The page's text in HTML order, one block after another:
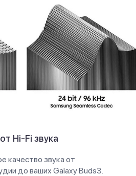
Hi-Fi звука
качество звука от
до ваших Galaxy Buds3.